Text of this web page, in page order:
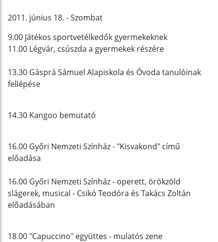
2011. június 18. - Szombat
9.00 Játékos sportvetélkedők gyermekeknek
11.00 Légvár, csúszda a gyermekek részére
13.30 Gásprá Sámuel Alapiskola és Óvoda tanulóinak
fellépése
14.30 Kangoo bemutató
16.00 Győri Nemzeti Színház - "Kisvakond" című
előadása
16.00 Győri Nemzeti Színház - operett, örökzöld
slágerek, musical - Csikó Teodóra és Takács Zoltán
előadásában
18.00 "Capuccino" együttes - mulatós zene